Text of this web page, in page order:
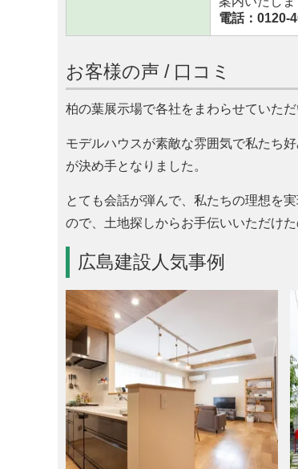
電話：0120-
お客様の声 / 口コミ
柏の葉展示場で各社をまわらせていた
モデルハウスが素敵な雰囲気で私たち
が決め手となりました。
とても会話が弾んで、私たちの理想を
ので、土地探しからお手伝いいただけた
広島建設人気事例